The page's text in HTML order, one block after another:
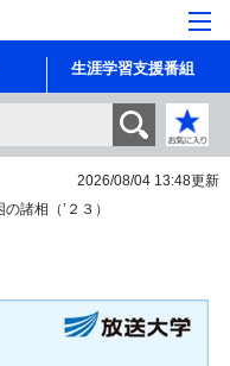
生涯学習支援番組
2026/08/04 13:48更新
の諸相（’２３）